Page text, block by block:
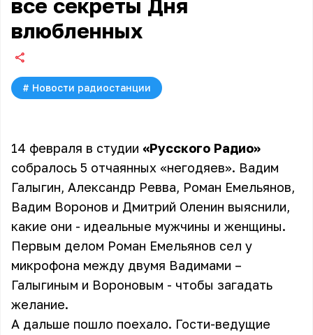
все секреты Дня
влюбленных
# Новости радиостанции
14 февраля в студии «Русского Радио»
собралось 5 отчаянных «негодяев». Вадим
Галыгин, Александр Ревва, Роман Емельянов,
Вадим Воронов и Дмитрий Оленин выяснили,
какие они - идеальные мужчины и женщины.
Первым делом Роман Емельянов сел у
микрофона между двумя Вадимами –
Галыгиным и Вороновым - чтобы загадать
желание.
А дальше пошло поехало. Гости-ведущие